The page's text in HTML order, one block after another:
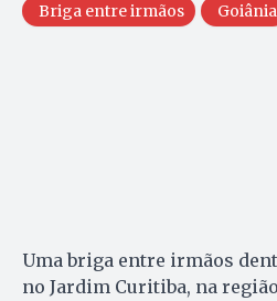
Briga entre irmãos Goiânia
Uma briga entre irmãos
no Jardim Curitiba, na